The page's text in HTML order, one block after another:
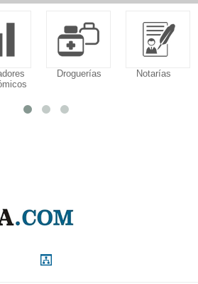
Droguerías Notarías